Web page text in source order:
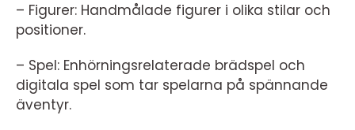
– Figurer: Handmålade figurer i olika stilar och
positioner.
– Spel: Enhörningsrelaterade brädspel och
digitala spel som tar spelarna på spännande
äventyr.